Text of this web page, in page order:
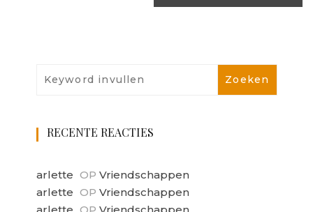
RECENTE REACTIES
arlette OP Vriendschappen
arlette OP Vriendschappen
arlette OP Vriendschappen